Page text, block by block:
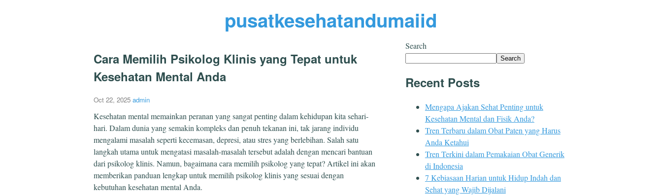
pusatkesehatandumaiid
Cara Memilih Psikolog Klinis yang Tepat untuk
Kesehatan Mental Anda
Oct 22, 2025 admin
Kesehatan mental memainkan peranan yang sangat penting dalam kehidupan kita sehari-
hari. Dalam dunia yang semakin kompleks dan penuh tekanan ini, tak jarang individu
mengalami masalah seperti kecemasan, depresi, atau stres yang berlebihan. Salah satu
langkah utama untuk mengatasi masalah-masalah tersebut adalah dengan mencari bantuan
dari psikolog klinis. Namun, bagaimana cara memilih psikolog yang tepat? Artikel ini akan
memberikan panduan lengkap untuk memilih psikolog klinis yang sesuai dengan
kebutuhan kesehatan mental Anda.
Search
Search
Recent Posts
Mengapa Ajakan Sehat Penting untuk
Kesehatan Mental dan Fisik Anda?
Tren Terbaru dalam Obat Paten yang Harus
Anda Ketahui
Tren Terkini dalam Pemakaian Obat Generik
di Indonesia
7 Kebiasaan Harian untuk Hidup Indah dan
Sehat yang Wajib Dijalani